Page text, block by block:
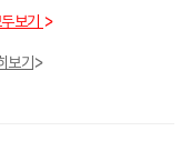
보기
보기